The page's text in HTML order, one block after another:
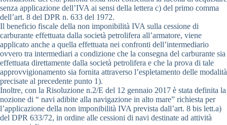
senza applicazione dell’IVA ai sensi della lettera c) del primo comma
dell’art. 8 del DPR n. 633 del 1972.
Il beneficio fiscale della non imponibilità IVA sulla cessione di
carburante effettuata dalla società petrolifera all’armatore, viene
applicato anche a quella effettuata nei confronti dell’intermediario
ovvero tra intermediari a condizione che la consegna del carburante sia
effettuata direttamente dalla società petrolifera e che la prova di tale
approvvigionamento sia fornita attraverso l’espletamento delle modalità
precisate al precedente punto 1).
Inoltre, con la Risoluzione n.2/E del 12 gennaio 2017 è stata definita la
nozione di “ navi adibite alla navigazione in alto mare” richiesta per
l’applicazione della non imponibilità IVA prevista dall’art. 8 bis lett.a)
del DPR 633/72, in ordine alle cessioni di navi destinate ad attività